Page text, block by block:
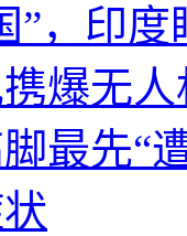
”，印
爆无
最先“